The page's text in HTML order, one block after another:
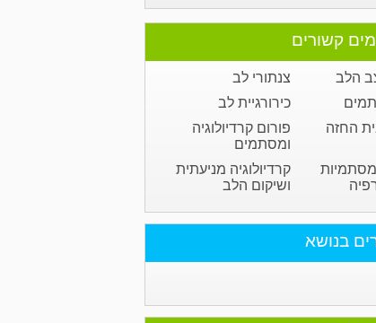
קשורים
הלב
צנתורי לב
כירורגיית לב
החזה
פורום קרדיולוגיה
ומסתמים
קרדיולוגיה מניעתית
ושיקום הלב
בנושא